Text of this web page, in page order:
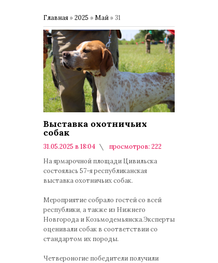
Главная »2025 »Май » 31
Выставка охотничьих
собак
31.05.2025 в 18:04
просмотров: 222
На ярмарочной площади Цивильска
состоялась 57-я республиканская
выставка охотничьих собак.
Мероприятие собрало гостей со всей
республики, а также из Нижнего
Новгорода и Козьмодемьянска.Эксперты
оценивали собак в соответствии со
стандартом их породы.
Четвероногие победители получили